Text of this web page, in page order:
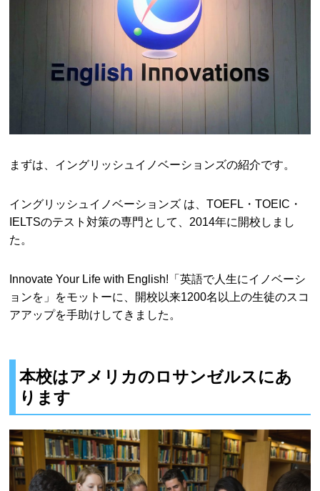
まずは、イングリッシュイノベーションズの紹介です。
イングリッシュイノベーションズ は、TOEFL・TOEIC・
IELTSのテスト対策の専門として、2014年に開校しまし
た。
Innovate Your Life with English!「英語で人生にイノベーシ
ョンを」をモットーに、開校以来1200名以上の生徒のスコ
アアップを手助けしてきました。
本校はアメリカのロサンゼルスにあ
ります